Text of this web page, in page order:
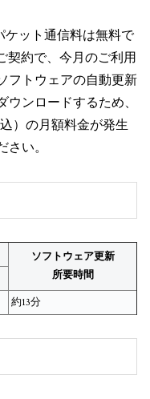
ット通信料は無料で
契約で、今月のご利用
フトウェアの自動更新
ンロードするため、
）の月額料金が発生
い。
ソフトウェア更新
所要時間
約13分